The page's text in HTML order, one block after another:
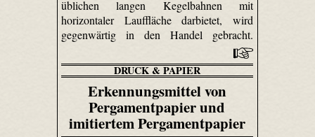
üblichen langen Kegelbahnen mit
horizontaler Lauffläche darbietet, wird
gegenwärtig in den Handel gebracht.
DRUCK & PAPIER
Erkennungsmittel von
Pergamentpapier und
imitiertem Pergamentpapier